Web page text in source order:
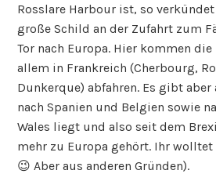
Rosslare Harbour ist, so
große Schild an der Zufahrt zum
Tor nach Europa. Hier kommen die
allem in Frankreich (Cherbourg,
Dunkerque) abfahren. Es gibt
nach Spanien und Belgien sowie
Wales liegt und also seit dem
mehr zu Europa gehört. Ihr wolltet
😉 Aber aus anderen Gründen).